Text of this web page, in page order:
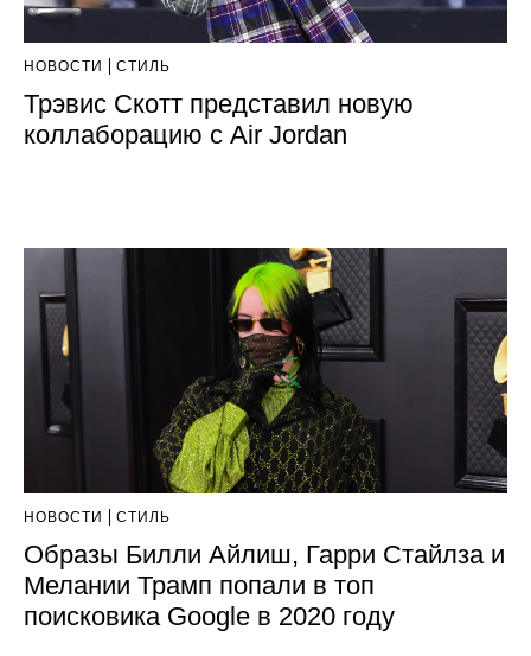
НОВОСТИ СТИЛЬ
Трэвис Скотт представил новую
коллаборацию с Air Jordan
НОВОСТИ СТИЛЬ
Образы Билли Айлиш, Гарри Стайлза и
Мелании Трамп попали в топ
поисковика Google в 2020 году